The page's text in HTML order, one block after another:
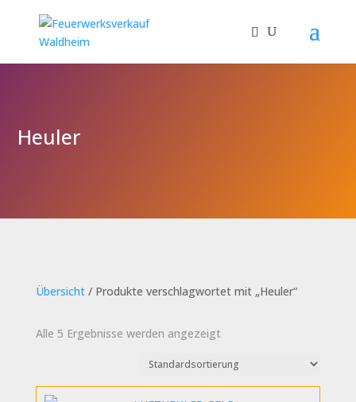
Heuler
Übersicht/ Produkte verschlagwortet mit „Heuler“
Alle 5 Ergebnisse werden angezeigt